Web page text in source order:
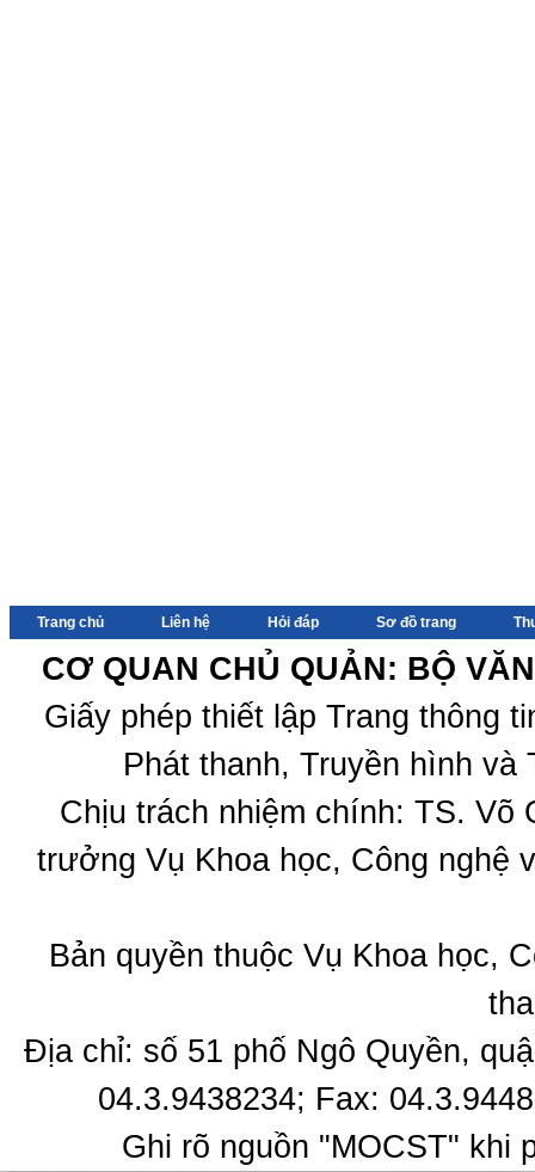
Trang chủ Liên hệ Hỏi đáp Sơ đồ trang
CƠ QUAN CHỦ QUẢN: BỘ
Giấy phép thiết lập Trang thông
Phát thanh, Truyền hình
Chịu trách nhiệm chính: TS.
trưởng Vụ Khoa học, Công nghệ
Bản quyền thuộc Vụ Khoa học,
Địa chỉ: số 51 phố Ngô Quyền,
04.3.9438234; Fax:
Ghi rõ nguồn "MOCST" khi